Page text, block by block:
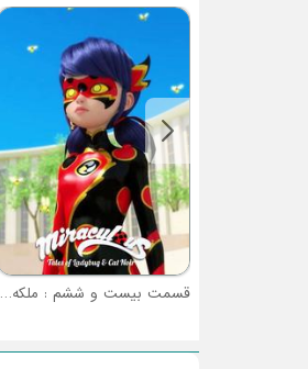
قسمت بیست و ششم : ملکه معجزه (نبرد معجزه آسا - قسمت 2)